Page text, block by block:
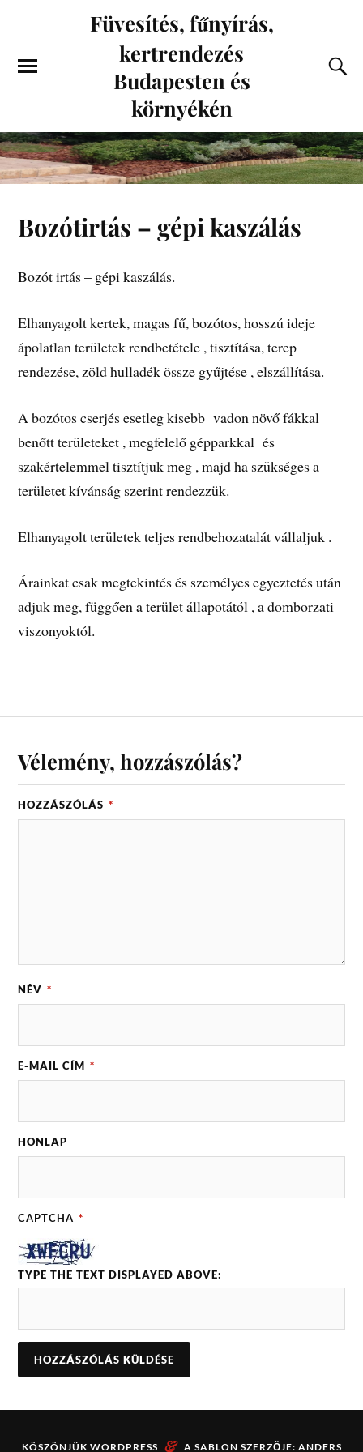
Füvesítés, fűnyírás,
kertrendezés
Budapesten és
környékén
Bozótirtás – gépi kaszálás
Bozót irtás – gépi kaszálás.
Elhanyagolt kertek, magas fű, bozótos, hosszú ideje
ápolatlan területek rendbetétele , tisztítása, terep
rendezése, zöld hulladék össze gyűjtése , elszállítása.
A bozótos cserjés esetleg kisebb vadon növő fákkal
benőtt területeket , megfelelő gépparkkal és
szakértelemmel tisztítjuk meg , majd ha szükséges a
területet kívánság szerint rendezzük.
Elhanyagolt területek teljes rendbehozatalát vállaljuk .
Árainkat csak megtekintés és személyes egyeztetés után
adjuk meg, függően a terület állapotától , a domborzati
viszonyoktól.
Vélemény, hozzászólás?
HOZZÁSZÓLÁS *
NÉV *
E-MAIL CÍM *
HONLAP
CAPTCHA *
TYPE THE TEXT DISPLAYED ABOVE:
KÖSZÖNJÜK WORDPRESS & A SABLON SZERZŐJE: ANDERS